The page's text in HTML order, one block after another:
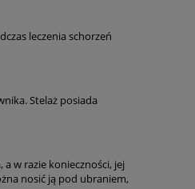
leczenia schorzeń
Stelaż posiada
w razie konieczności, jej
nosić ją pod ubraniem,